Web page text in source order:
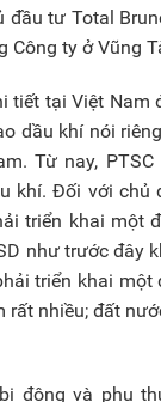
tư Total
Công ty ở Vũng
tiết tại Việt
dầu khí nói
Từ nay,
khí. Đối với chủ
triển khai một
như trước đây
triển khai
nhiều; đất
động và phụ